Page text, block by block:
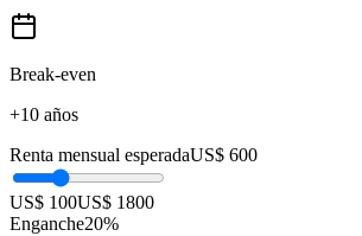
Break-even
+10 años
Renta mensual esperadaUS$ 600
US$ 100US$ 1800
Enganche20%